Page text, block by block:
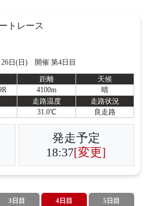
トレース
26日(日) 開催 第4日目
距離
天候
4100m
晴
走路温度
走路状況
31.0℃ 良走路
発走予定
18:37[変更]
3日目 4日目 5日目